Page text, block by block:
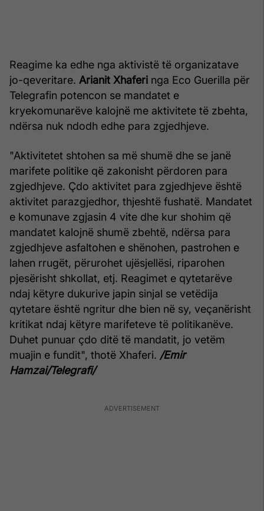
Reagime ka edhe nga aktivistë të organizatave
jo-qeveritare. Arianit Xhaferi nga Eco Guerilla për
Telegrafin potencon se mandatet e
kryekomunarëve kalojnë me aktivitete të zbehta,
ndërsa nuk ndodh edhe para zgjedhjeve.
"Aktivitetet shtohen sa më shumë dhe se janë
marifete politike që zakonisht përdoren para
zgjedhjeve. Çdo aktivitet para zgjedhjeve është
aktivitet parazgjedhor, thjeshtë fushatë. Mandatet
e komunave zgjasin 4 vite dhe kur shohim që
mandatet kalojnë shumë zbehtë, ndërsa para
zgjedhjeve asfaltohen e shënohen, pastrohen e
lahen rrugët, përurohet ujësjellësi, riparohen
pjesërisht shkollat, etj. Reagimet e qytetarëve
ndaj këtyre dukurive japin sinjal se vetëdija
qytetare është ngritur dhe bien në sy, veçanërisht
kritikat ndaj këtyre marifeteve të politikanëve.
Duhet punuar çdo ditë të mandatit, jo vetëm
muajin e fundit", thotë Xhaferi. /Emir
Hamzai/Telegrafi/